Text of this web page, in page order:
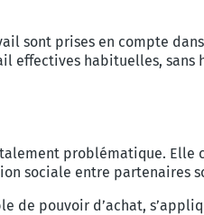
sont prises en compte
effectives habituelles, sans
problématique.
sociale entre partenaires
de pouvoir d’achat,